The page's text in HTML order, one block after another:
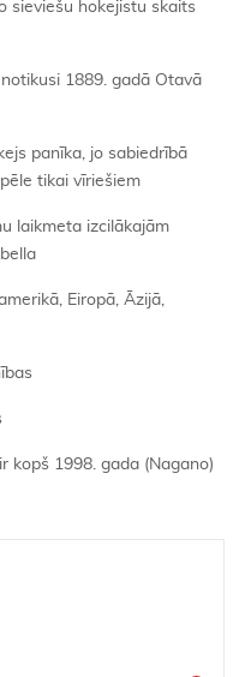
sieviešu hokejistu skaits
1889. gadā Otavā
panīka, jo sabiedrībā
tikai vīriešiem
laikmeta izcilākajām
Eiropā, Āzijā,
kopš 1998. gada (Nagano)